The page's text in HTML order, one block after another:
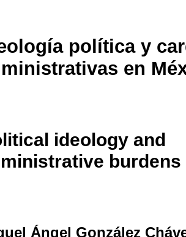
política y
en
ideology and
burdens
Ángel González